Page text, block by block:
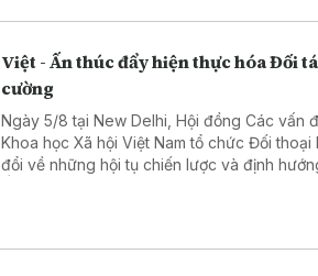
Việt - Ấn thúc đẩy hiện thực hóa Đối
cường
Ngày 5/8 tại New Delhi, Hội đồng Các vấn
Khoa học Xã hội Việt Nam tổ chức Đối thoại
đổi về những hội tụ chiến lược và định